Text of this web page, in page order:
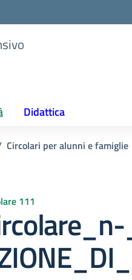
Didattica
Circolari per alunni e famiglie
111